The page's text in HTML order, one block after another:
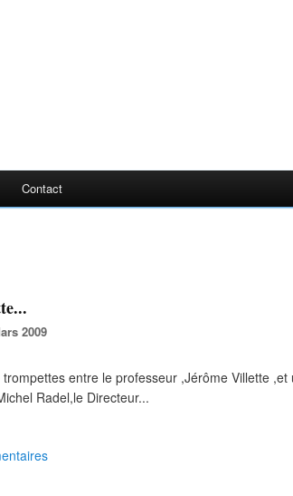
Contact
2009
entre le professeur ,Jérôme Villette
Radel,le Directeur...